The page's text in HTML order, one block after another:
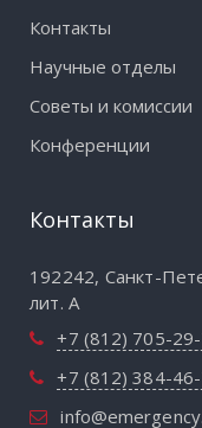
Контакты
Научные отделы
Советы и комиссии
Конференции
Контакты
192242, Санкт-
лит. А
+7 (812) 705-
+7 (812) 384-